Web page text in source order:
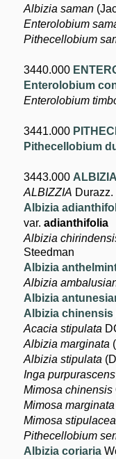
Albizia saman
Enterolobium
Pithecellobium
3440.000
Enterolobium
Enterolobium
3441.000
Pithecellobium
3443.000 ALBIZIA
ALBIZZIA Durazz.
Albizia
var.adianthifolia
Albizia
Steedman
Albizia
Albizia
Albizia
Albizia chinensis
Acacia stipulata
Albizia marginata
Albizia stipulata
Inga purpurascens
Mimosa chinensis
Mimosa marginata
Mimosa stipulacea
Pithecellobium
Albizia coriaria